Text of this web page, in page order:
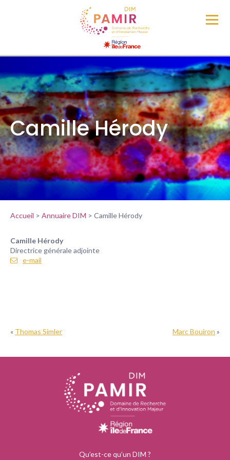
Camille Hérody
Accueil > Annuaire DIM > Camille Hérody
Camille Hérody
Directrice générale adjointe
e-mail
« Thomas Simler Marc Bouiron »
Qu’est-ce qu’un DIM ?